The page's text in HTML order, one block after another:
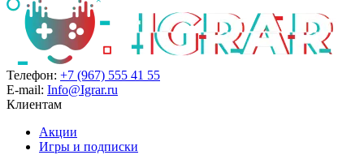
Телефон: +7 (967) 555 41 55
E-mail: Info@Igrar.ru
Клиентам
Акции
Игры и подписки